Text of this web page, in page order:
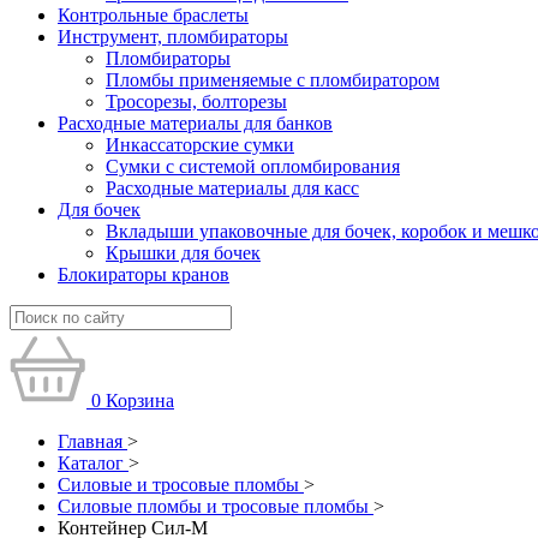
Контрольные браслеты
Инструмент, пломбираторы
Пломбираторы
Пломбы применяемые с пломбиратором
Тросорезы, болторезы
Расходные материалы для банков
Инкассаторские сумки
Сумки с системой опломбирования
Расходные материалы для касс
Для бочек
Вкладыши упаковочные для бочек, коробок и
Крышки для бочек
Блокираторы кранов
0 Корзина
Главная >
Каталог >
Силовые и тросовые пломбы >
Силовые пломбы и тросовые пломбы >
Контейнер Сил-М